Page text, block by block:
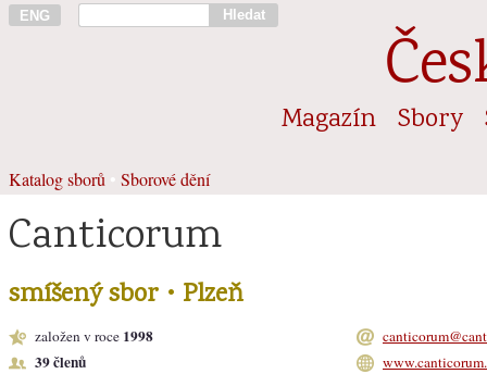
ENG Hledat
Magazín Sbory
Katalog sborů Sborové dění
Canticorum
smíšený sbor • Plzeň
založen v roce 1998
39 členů